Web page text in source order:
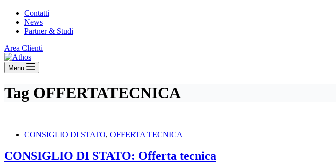
Contatti
News
Partner & Studi
Area Clienti
Menu
Tag OFFERTATECNICA
CONSIGLIO DI STATO, OFFERTA TECNICA
CONSIGLIO DI STATO: Offerta tecnica